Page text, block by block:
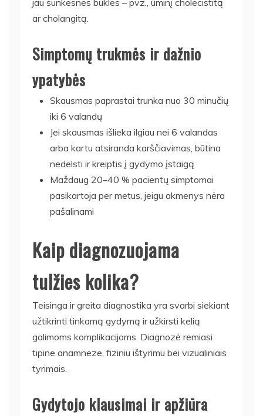
ar cholangitą.
Simptomų trukmės ir dažnio
ypatybės
Skausmas paprastai trunka nuo 30 minučių
iki 6 valandų
Jei skausmas išlieka ilgiau nei 6 valandas
arba kartu atsiranda karščiavimas, būtina
nedelsti ir kreiptis į gydymo įstaigą
Maždaug 20–40 % pacientų simptomai
pasikartoja per metus, jeigu akmenys nėra
pašalinami
Kaip diagnozuojama
tulžies kolika?
Teisinga ir greita diagnostika yra svarbi siekiant
užtikrinti tinkamą gydymą ir užkirsti kelią
galimoms komplikacijoms. Diagnozė remiasi
tipine anamneze, fiziniu ištyrimu bei vizualiniais
tyrimais.
Gydytojo klausimai ir apžiūra